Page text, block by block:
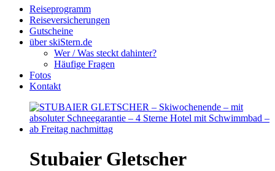
Reiseprogramm
Reiseversicherungen
Gutscheine
über skiStern.de
Wer / Was steckt dahinter?
Häufige Fragen
Fotos
Kontakt
Stubaier Gletscher